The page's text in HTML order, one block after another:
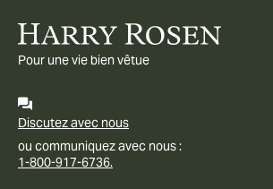
Pour une vie bien vêtue
Discutez avec nous
ou communiquez avec nous :
1-800-917-6736.